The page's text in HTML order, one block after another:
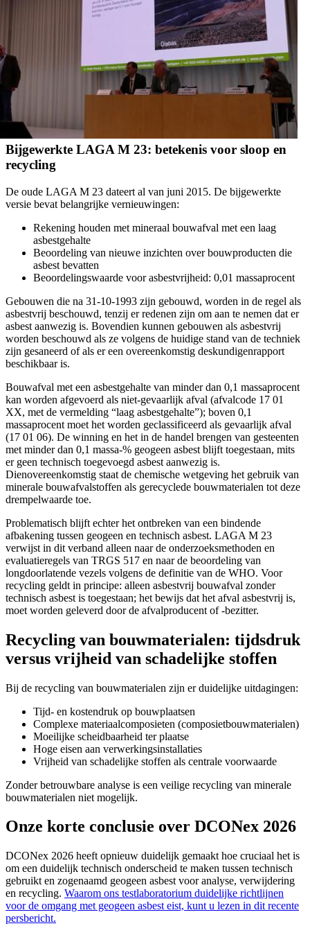
Bijgewerkte LAGA M 23: betekenis voor sloop en
recycling
De oude LAGA M 23 dateert al van juni 2015. De bijgewerkte
versie bevat belangrijke vernieuwingen:
Rekening houden met mineraal bouwafval met een laag
asbestgehalte
Beoordeling van nieuwe inzichten over bouwproducten die
asbest bevatten
Beoordelingswaarde voor asbestvrijheid: 0,01 massaprocent
Gebouwen die na 31-10-1993 zijn gebouwd, worden in de regel als
asbestvrij beschouwd, tenzij er redenen zijn om aan te nemen dat er
asbest aanwezig is. Bovendien kunnen gebouwen als asbestvrij
worden beschouwd als ze volgens de huidige stand van de techniek
zijn gesaneerd of als er een overeenkomstig deskundigenrapport
beschikbaar is.
Bouwafval met een asbestgehalte van minder dan 0,1 massaprocent
kan worden afgevoerd als niet-gevaarlijk afval (afvalcode 17 01
XX, met de vermelding “laag asbestgehalte”); boven 0,1
massaprocent moet het worden geclassificeerd als gevaarlijk afval
(17 01 06). De winning en het in de handel brengen van gesteenten
met minder dan 0,1 massa-% geogeen asbest blijft toegestaan, mits
er geen technisch toegevoegd asbest aanwezig is.
Dienovereenkomstig staat de chemische wetgeving het gebruik van
minerale bouwafvalstoffen als gerecyclede bouwmaterialen tot deze
drempelwaarde toe.
Problematisch blijft echter het ontbreken van een bindende
afbakening tussen geogeen en technisch asbest. LAGA M 23
verwijst in dit verband alleen naar de onderzoeksmethoden en
evaluatieregels van TRGS 517 en naar de beoordeling van
longdoorlatende vezels volgens de definitie van de WHO. Voor
recycling geldt in principe: alleen asbestvrij bouwafval zonder
technisch asbest is toegestaan; het bewijs dat het afval asbestvrij is,
moet worden geleverd door de afvalproducent of -bezitter.
Recycling van bouwmaterialen: tijdsdruk
versus vrijheid van schadelijke stoffen
Bij de recycling van bouwmaterialen zijn er duidelijke uitdagingen:
Tijd- en kostendruk op bouwplaatsen
Complexe materiaalcomposieten (composietbouwmaterialen)
Moeilijke scheidbaarheid ter plaatse
Hoge eisen aan verwerkingsinstallaties
Vrijheid van schadelijke stoffen als centrale voorwaarde
Zonder betrouwbare analyse is een veilige recycling van minerale
bouwmaterialen niet mogelijk.
Onze korte conclusie over DCONex 2026
DCONex 2026 heeft opnieuw duidelijk gemaakt hoe cruciaal het is
om een duidelijk technisch onderscheid te maken tussen technisch
gebruikt en zogenaamd geogeen asbest voor analyse, verwijdering
en recycling. Waarom ons testlaboratorium duidelijke richtlijnen
voor de omgang met geogeen asbest eist, kunt u lezen in dit recente
persbericht.